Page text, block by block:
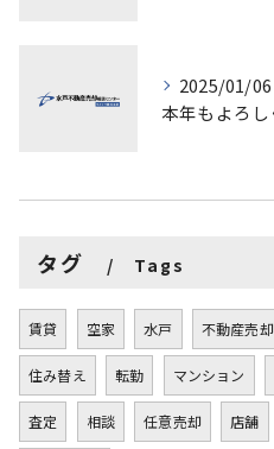
2025/01/06
タグ Tags
賃貸 空家 水戸 不動産売却
住み替え 転勤 マンション
査定 相談 任意売却 店舗